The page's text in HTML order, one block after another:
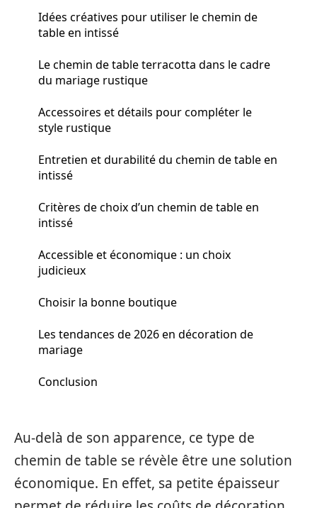
Idées créatives pour utiliser le chemin de
table en intissé
Le chemin de table terracotta dans le cadre
du mariage rustique
Accessoires et détails pour compléter le
style rustique
Entretien et durabilité du chemin de table en
intissé
Critères de choix d’un chemin de table en
intissé
Accessible et économique : un choix
judicieux
Choisir la bonne boutique
Les tendances de 2026 en décoration de
mariage
Conclusion
Au-delà de son apparence, ce type de
chemin de table se révèle être une solution
économique. En effet, sa petite épaisseur